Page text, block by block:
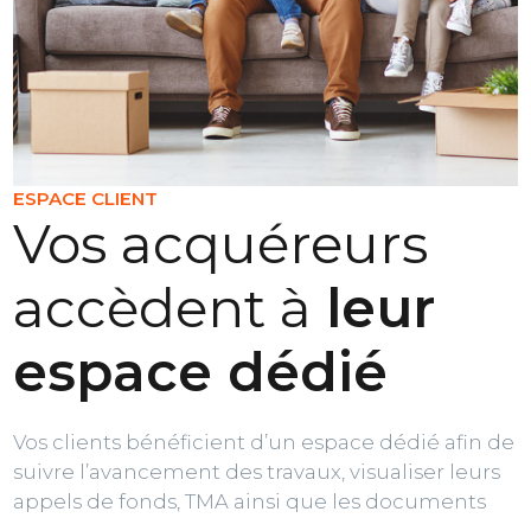
ESPACE CLIENT
Vos acquéreurs
accèdent à leur
espace dédié
Vos clients bénéficient d’un espace dédié afin de
suivre l’avancement des travaux, visualiser leurs
appels de fonds, TMA ainsi que les documents